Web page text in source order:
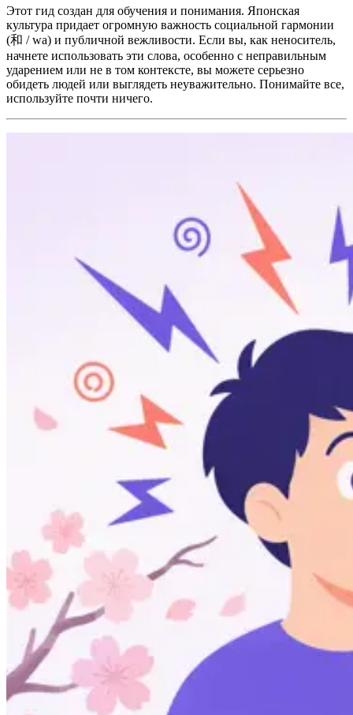
Этот гид создан для обучения и понимания. Японская
культура придает огромную важность социальной гармонии
(和 / wa) и публичной вежливости. Если вы, как неноситель,
начнете использовать эти слова, особенно с неправильным
ударением или не в том контексте, вы можете серьезно
обидеть людей или выглядеть неуважительно. Понимайте все,
используйте почти ничего.